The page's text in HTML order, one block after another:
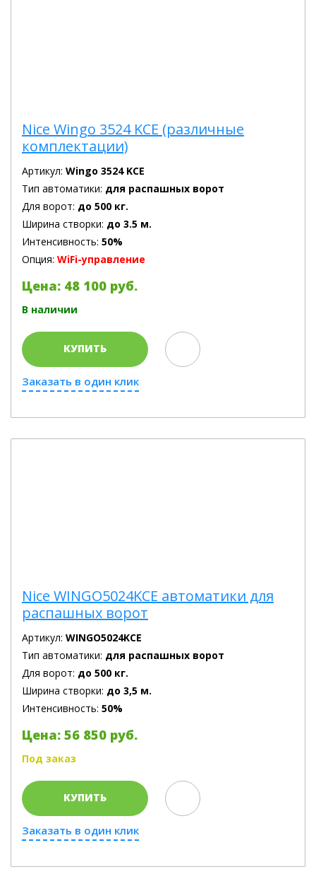
Nice Wingo 3524 KCE (различные
комплектации)
Артикул: Wingo 3524 KCE
Тип автоматики: для распашных ворот
Для ворот: до 500 кг.
Ширина створки: до 3.5 м.
Интенсивность: 50%
Опция: WiFi-управление
Цена: 48 100 руб.
В наличии
КУПИТЬ
Заказать в один клик
Nice WINGO5024KCE автоматики для
распашных ворот
Артикул: WINGO5024KCE
Тип автоматики: для распашных ворот
Для ворот: до 500 кг.
Ширина створки: до 3,5 м.
Интенсивность: 50%
Цена: 56 850 руб.
Под заказ
КУПИТЬ
Заказать в один клик